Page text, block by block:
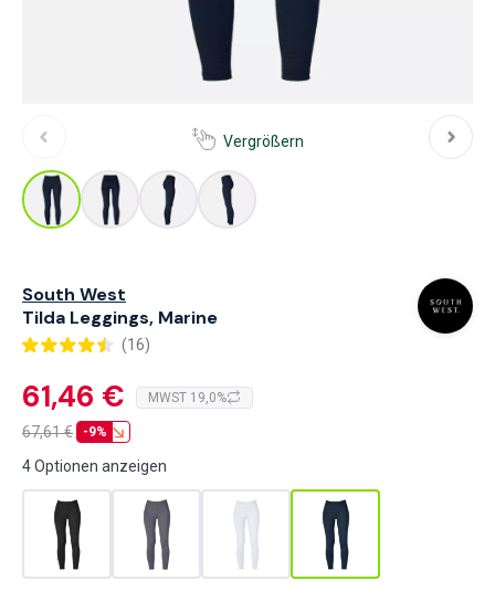
Vergrößern
South West
Tilda Leggings, Marine
(16)
61,46 € MWST 19,0%
67,61€ -9%
4 Optionen anzeigen